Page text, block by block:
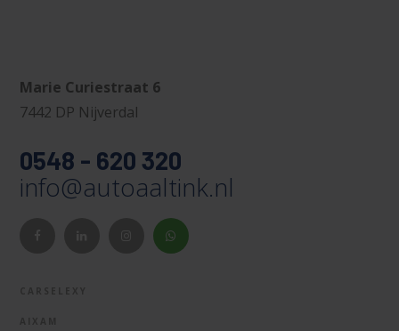
Marie Curiestraat 6
7442 DP Nijverdal
0548 - 620 320
info@autoaaltink.nl